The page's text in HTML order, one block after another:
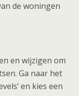
de woningen
en wijzigen om
Ga naar het
en kies een